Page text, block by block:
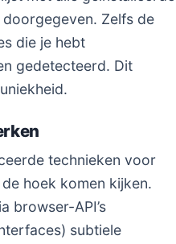
Zelfs de
die je hebt
gedetecteerd. Dit
technieken voor
hoek komen kijken.
browser-API’s
subtiele